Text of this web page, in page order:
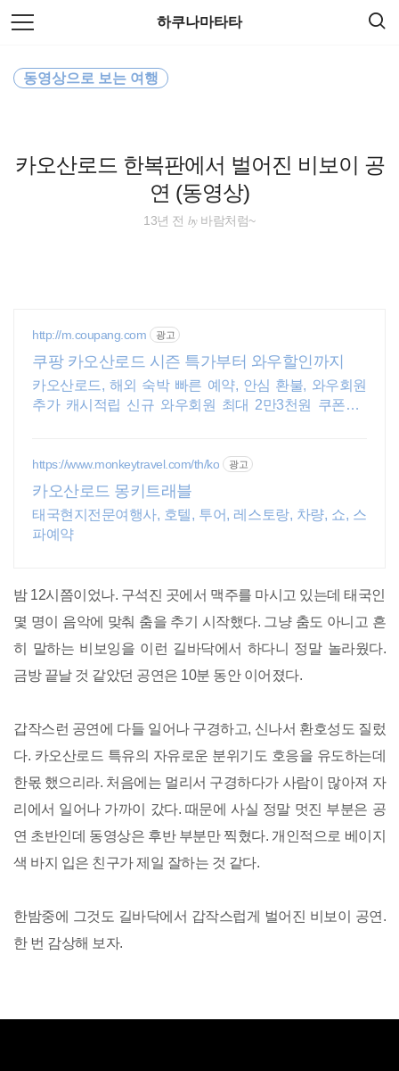
본
문
바
로
하쿠나마타타
카오산로드 한복판에서 벌어진 비보이 공
연 (동영상)
동영상으로 보는 여행
13년 전 by바람처럼~
http://m.coupang.com 광고
쿠팡 카오산로드 시즌 특가부터 와우할인까지
카오산로드, 해외 숙박 빠른 예약, 안심 환불, 와우회원
추가 캐시적립 신규 와우회원 최대 2만3천원 쿠폰팩+
https://www.monkeytravel.com/th/ko 광고
카오산로드 몽키트래블
태국현지전문여행사, 호텔, 투어, 레스토랑, 차량, 쇼, 스
파예약
밤 12시쯤이었나. 구석진 곳에서 맥주를 마시고 있는데 태국인
몇 명이 음악에 맞춰 춤을 추기 시작했다. 그냥 춤도 아니고 흔
히 말하는 비보잉을 이런 길바닥에서 하다니 정말 놀라웠다.
금방 끝날 것 같았던 공연은 10분 동안 이어졌다.
갑작스런 공연에 다들 일어나 구경하고, 신나서 환호성도 질렀
다. 카오산로드 특유의 자유로운 분위기도 호응을 유도하는데
한몫 했으리라. 처음에는 멀리서 구경하다가 사람이 많아져 자
리에서 일어나 가까이 갔다. 때문에 사실 정말 멋진 부분은 공
연 초반인데 동영상은 후반 부분만 찍혔다. 개인적으로 베이지
색 바지 입은 친구가 제일 잘하는 것 같다.
한밤중에 그것도 길바닥에서 갑작스럽게 벌어진 비보이 공연.
한 번 감상해 보자.
색
필리핀
워킹홀리데이
여행
동남아